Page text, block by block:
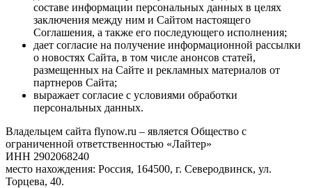
составе информации персональных данных в целях
заключения между ним и Сайтом настоящего
Соглашения, а также его последующего исполнения;
дает согласие на получение информационной рассылки
о новостях Сайта, в том числе анонсов статей,
размещенных на Сайте и рекламных материалов от
партнеров Сайта;
выражает согласие с условиями обработки
персональных данных.
Владельцем сайта flynow.ru – является Общество с
ограниченной ответственностью «Лайтер»
ИНН 2902068240
место нахождения: Россия, 164500, г. Северодвинск, ул.
Торцева, 40.